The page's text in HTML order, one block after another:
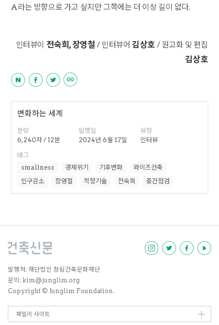
A라는 방향으로 가고 싶지만 그쪽에는 더 이상 길이 없다.
인터뷰이 전숙희, 장영철 / 인터뷰어김상호/ 원고화 및 편집
김상호
변화하는 세계
분량
6,240자 / 12분
발행일
2024년 6월 17일
유형
인터뷰
태그
smallness
경제위기 기후변화
와이즈건축
인구감소
장영철 적정기술 전숙희 중간점검
발행처: 재단법인 정림건축문화재단
문의: kim@junglim.org
Copyright © Junglim Foundation.
패밀리 사이트